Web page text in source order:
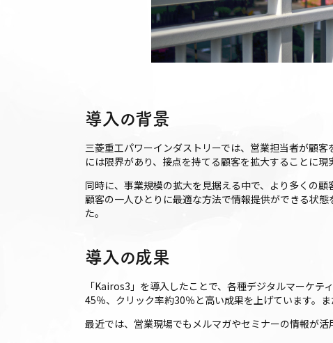
導入の背景
三菱重工パワーインダストリーでは、営業担当者が顧
には限界があり、接点を持てる顧客を拡大することに現
同時に、事業規模の拡大を見据える中で、より多くの
顧客の一人ひとりに最適な方法で情報提供ができる状
た。
導入の成果
「Kairos3」を導入したことで、各種デジタルマーケ
45％、クリック率約30％と高い成果を上げています。
最近では、営業現場でもメルマガやセミナーの情報が